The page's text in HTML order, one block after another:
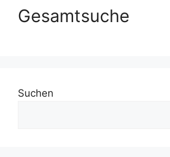
Gesamtsuche
Suchen